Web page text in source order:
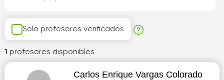
Solo profesores verificados
1 profesores disponibles
Carlos Enrique Vargas Colorado